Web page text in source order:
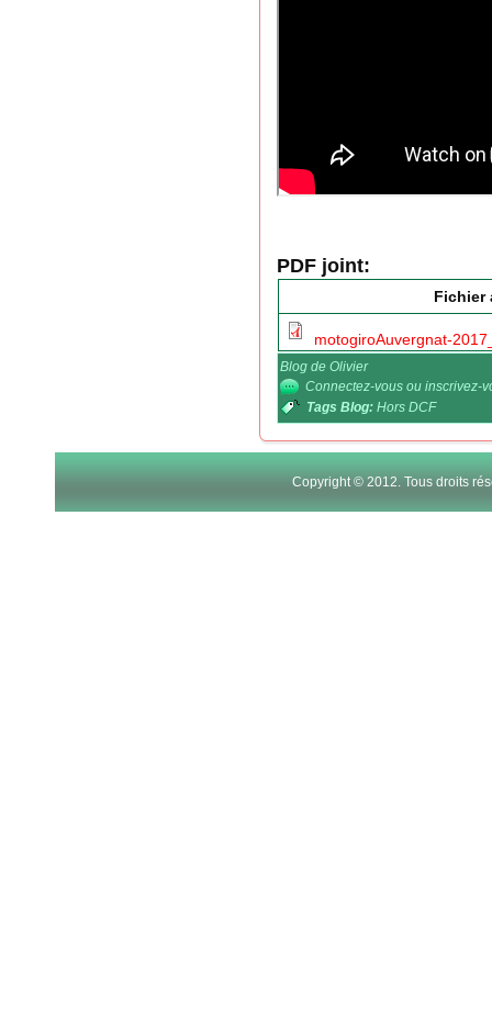
PDF joint:
Fichier
motogiroAuvergnat-
Blog de Olivier
Connectez-vous ou inscrivez-
Tags Blog: Hors DCF
Copyright © 2012. Tous droits